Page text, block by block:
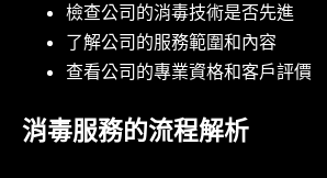
檢查公司的消毒技術是否先進
了解公司的服務範圍和內容
查看公司的專業資格和客戶評價
消毒服務的流程解析